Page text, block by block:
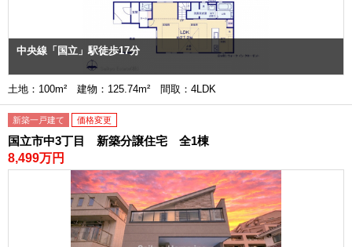
中央線「国立」駅徒歩17分
土地：100m² 建物：125.74m² 間取：4LDK
新築一戸建て 価格変更
国立市中3丁目 新築分譲住宅 全1棟
8,499万円